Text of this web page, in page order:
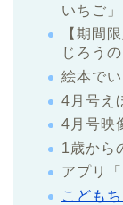
いちご」
【期間
じろう
絵本で
4月号え
4月号映
1歳から
アプリ
こども